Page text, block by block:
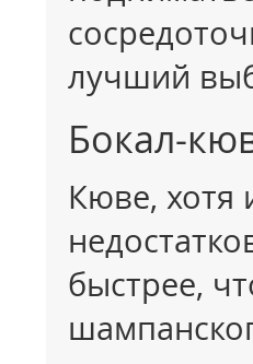
лучший
Бокал-
Кюве, хотя
быстрее,